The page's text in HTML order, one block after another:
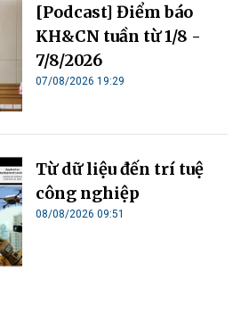
[Podcast] Điểm báo
KH&CN tuần từ 1/8 -
7/8/2026
07/08/2026 19:29
Từ dữ liệu đến trí tuệ
công nghiệp
08/08/2026 09:51